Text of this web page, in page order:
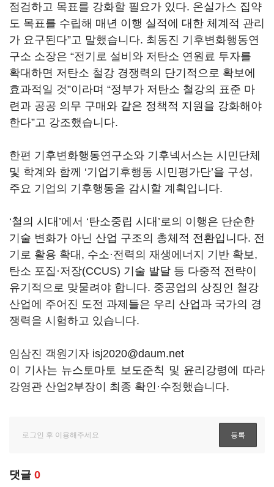
점검하고 목표를 강화할 필요가 있다. 온실가스 집약
도 목표를 수립해 매년 이행 실적에 대한 체계적 관리
가 요구된다”고 말했습니다. 최동진 기후변화행동연
구소 소장은 “전기로 설비와 저탄소 연원료 투자를
확대하면 저탄소 철강 경쟁력의 단기적으로 확보에
효과적일 것”이라며 “정부가 저탄소 철강의 표준 마
련과 공공 의무 구매와 같은 정책적 지원을 강화해야
한다”고 강조했습니다.
한편 기후변화행동연구소와 기후넥서스는 시민단체
및 학계와 함께 ‘기업기후행동 시민평가단’을 구성,
주요 기업의 기후행동을 감시할 계획입니다.
‘철의 시대’에서 ‘탄소중립 시대’로의 이행은 단순한
기술 변화가 아닌 산업 구조의 총체적 전환입니다. 전
기로 활용 확대, 수소·전력의 재생에너지 기반 확보,
탄소 포집·저장(CCUS) 기술 발달 등 다중적 전략이
유기적으로 맞물려야 합니다. 중공업의 상징인 철강
산업에 주어진 도전 과제들은 우리 산업과 국가의 경
쟁력을 시험하고 있습니다.
임삼진 객원기자 isj2020@daum.net
이 기사는 뉴스토마토 보도준칙 및 윤리강령에 따라
강영관 산업2부장이 최종 확인·수정했습니다.
댓글 0